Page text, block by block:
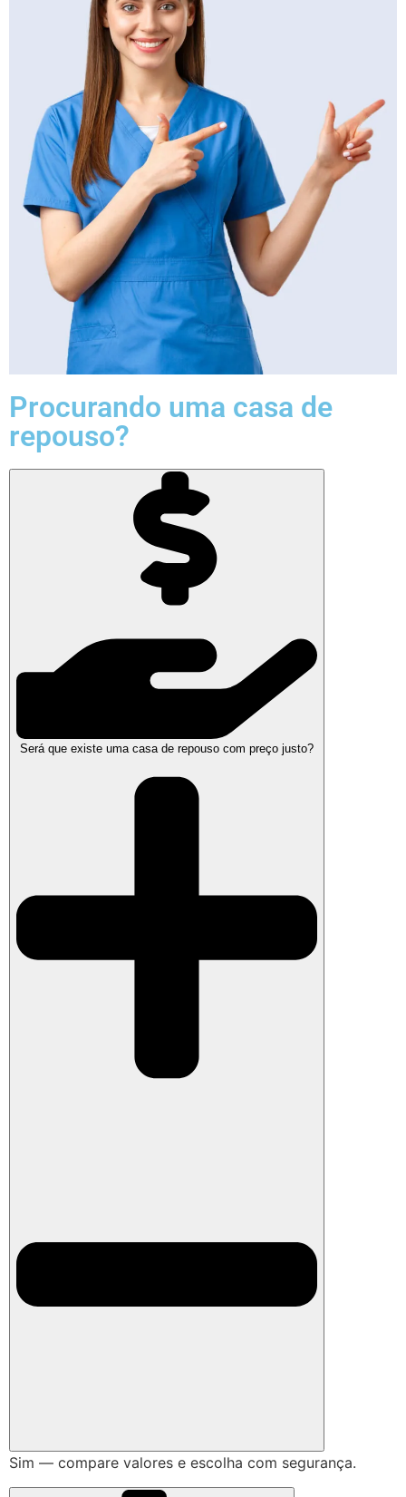
Procurando uma casa de
repouso?
Será que existe uma casa de repouso com preço justo?
Sim — compare valores e escolha com segurança.